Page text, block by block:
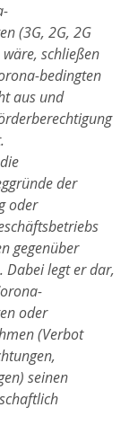
(3G, 2G, 2G
schließen
bedingten
aus und
der
oder
gegenüber
Dabei legt er dar,
oder
(Verbot
seinen